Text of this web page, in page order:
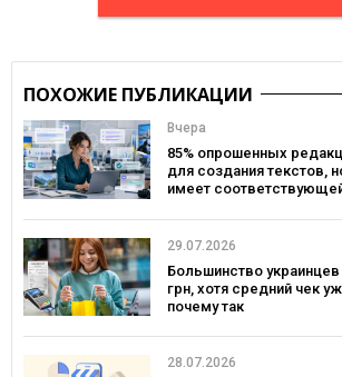
ПОХОЖИЕ ПУБЛИКАЦИИ
Вчера
85% опрошенных
для создания текстов,
имеет
29.07.2026
Большинство украинцев
грн, хотя средний чек
почему так
28.07.2026